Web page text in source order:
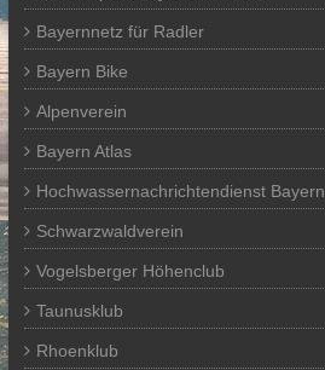
Bayernnetz für Radler
Bayern Bike
Alpenverein
Bayern Atlas
Hochwassernachrichtendienst Bayern
Schwarzwaldverein
Vogelsberger Höhenclub
Taunusklub
Rhoenklub